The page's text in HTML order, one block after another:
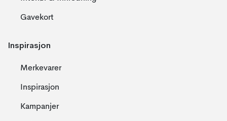
Gavekort
Inspirasjon
Merkevarer
Inspirasjon
Kampanjer